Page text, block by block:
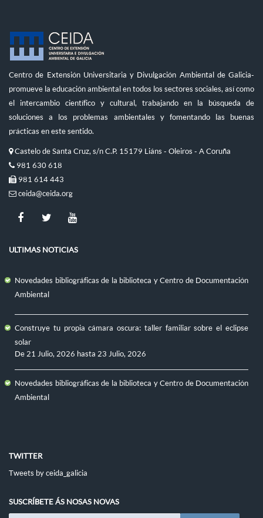
Centro de Extensión Universitaria y Divulgación Ambiental de Galicia-
promueve la educación ambiental en todos los sectores sociales, así como
el intercambio científico y cultural, trabajando en la búsqueda de
soluciones a los problemas ambientales y fomentando las buenas
prácticas en este sentido.
Castelo de Santa Cruz, s/n C.P. 15179 Liáns - Oleiros - A Coruña
981 630 618
981 614 443
ceida@ceida.org
ULTIMAS NOTICIAS
Novedades bibliográficas de la biblioteca y Centro de Documentación
Ambiental
Construye tu propia cámara oscura: taller familiar sobre el eclipse
solar
De21 Julio, 2026 hasta 23 Julio, 2026
Novedades bibliográficas de la biblioteca y Centro de Documentación
Ambiental
TWITTER
Tweets by ceida_galicia
SUSCRÍBETE ÁS NOSAS NOVAS